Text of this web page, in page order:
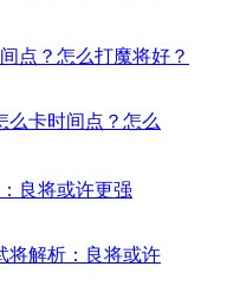
点？怎么打魔将好？
良将或许更强